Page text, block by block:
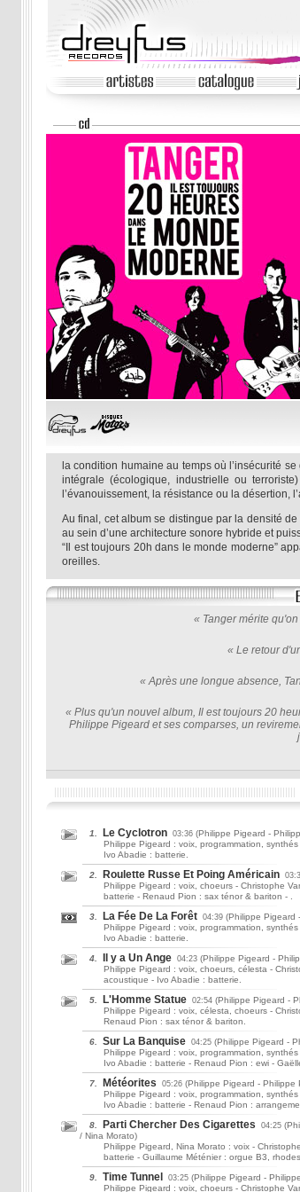
la condition humaine au temps où l’insécurité
intégrale (écologique, industrielle ou
l’évanouissement, la résistance ou la désertion,
Au final, cet album se distingue par la densité
au sein d’une architecture sonore hybride et
“Il est toujours 20h dans le monde moderne”
oreilles.
« Tanger mérite
« Le retour
« Après une longue absence,
« Plus qu'un nouvel album, Il est toujours 20
Philippe Pigeard et ses comparses, un
1. Le Cyclotron 03:36 (Philippe Pigeard -
Philippe Pigeard : voix, programmation,
Ivo Abadie : batterie.
2. Roulette Russe Et Poing Américain
Philippe Pigeard : voix, choeurs - Christophe
batterie - Renaud Pion : sax ténor & bariton - .
3. La Fée De La Forêt 04:39 (Philippe Pigeard
Philippe Pigeard : voix, programmation,
Ivo Abadie : batterie.
4. Il y a Un Ange 04:23 (Philippe Pigeard -
Philippe Pigeard : voix, choeurs, célesta -
acoustique - Ivo Abadie : batterie.
5. L'Homme Statue 02:54 (Philippe Pigeard -
Philippe Pigeard : voix, célesta, choeurs -
Renaud Pion : sax ténor & bariton.
6. Sur La Banquise 04:25 (Philippe Pigeard -
Philippe Pigeard : voix, programmation,
Ivo Abadie : batterie - Renaud Pion : ewi -
7. Météorites 05:26 (Philippe Pigeard - Philippe
Philippe Pigeard : voix, programmation,
Ivo Abadie : batterie - Renaud Pion :
8. Parti Chercher Des Cigarettes 04:25
/ Nina Morato)
Philippe Pigeard, Nina Morato : voix -
batterie - Guillaume Méténier : orgue B3,
9. Time Tunnel 03:25 (Philippe Pigeard -
Philippe Pigeard : voix, choeurs - Christophe